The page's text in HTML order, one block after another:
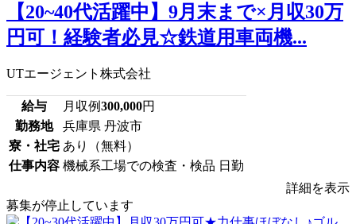
【20~40代活躍中】9月末まで×月収30万
円可！経験者必見☆鉄道用車両機...
UTエージェント株式会社
給与 月収例300,000円
勤務地
兵庫県 丹波市
寮・社宅 あり（無料）
仕事内容 機械系工場での検査・検品 日勤
詳細を表示
募集が停止しています